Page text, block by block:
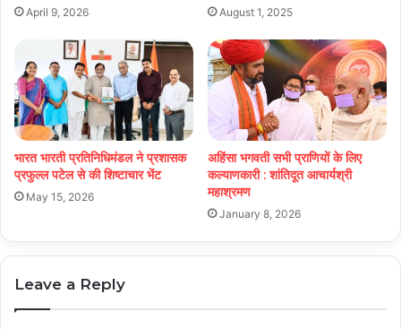
April 9, 2026 August 1, 2025
भारत भारती प्रतिनिधिमंडल ने प्रशासक
प्रफुल्ल पटेल से की शिष्टाचार भेंट
May 15, 2026
अहिंसा भगवती सभी प्राणियों के लिए
कल्याणकारी : शांतिदूत आचार्यश्री
महाश्रमण
January 8, 2026
Leave a Reply